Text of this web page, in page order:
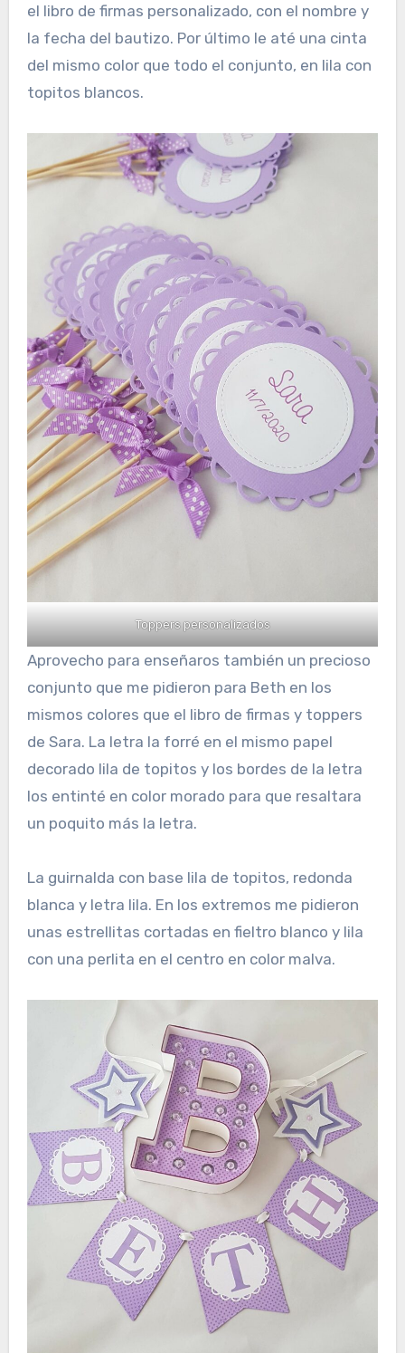
el libro de firmas personalizado, con el nombre y
la fecha del bautizo. Por último le até una cinta
del mismo color que todo el conjunto, en lila con
topitos blancos.
Toppers personalizados
Aprovecho para enseñaros también un precioso
conjunto que me pidieron para Beth en los
mismos colores que el libro de firmas y toppers
de Sara. La letra la forré en el mismo papel
decorado lila de topitos y los bordes de la letra
los entinté en color morado para que resaltara
un poquito más la letra.
La guirnalda con base lila de topitos, redonda
blanca y letra lila. En los extremos me pidieron
unas estrellitas cortadas en fieltro blanco y lila
con una perlita en el centro en color malva.